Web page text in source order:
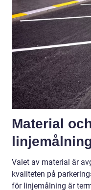
Material
Valet av material är
kvaliteten på
för linjemålning är